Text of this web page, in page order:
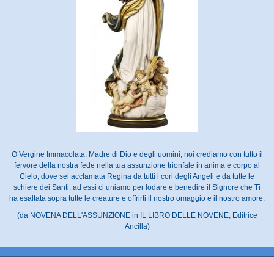
O Vergine Immacolata, Madre di Dio e degli uomini, noi crediamo con tutto il
fervore della nostra fede nella tua assunzione trionfale in anima e corpo al
Cielo, dove sei acclamata Regina da tutti i cori degli Angeli e da tutte le
schiere dei Santi; ad essi ci uniamo per lodare e benedire il Signore che Ti
ha esaltata sopra tutte le creature e offrirti il nostro omaggio e il nostro amore.
(da NOVENA DELL'ASSUNZIONE in IL LIBRO DELLE NOVENE, Editrice
Ancilla)